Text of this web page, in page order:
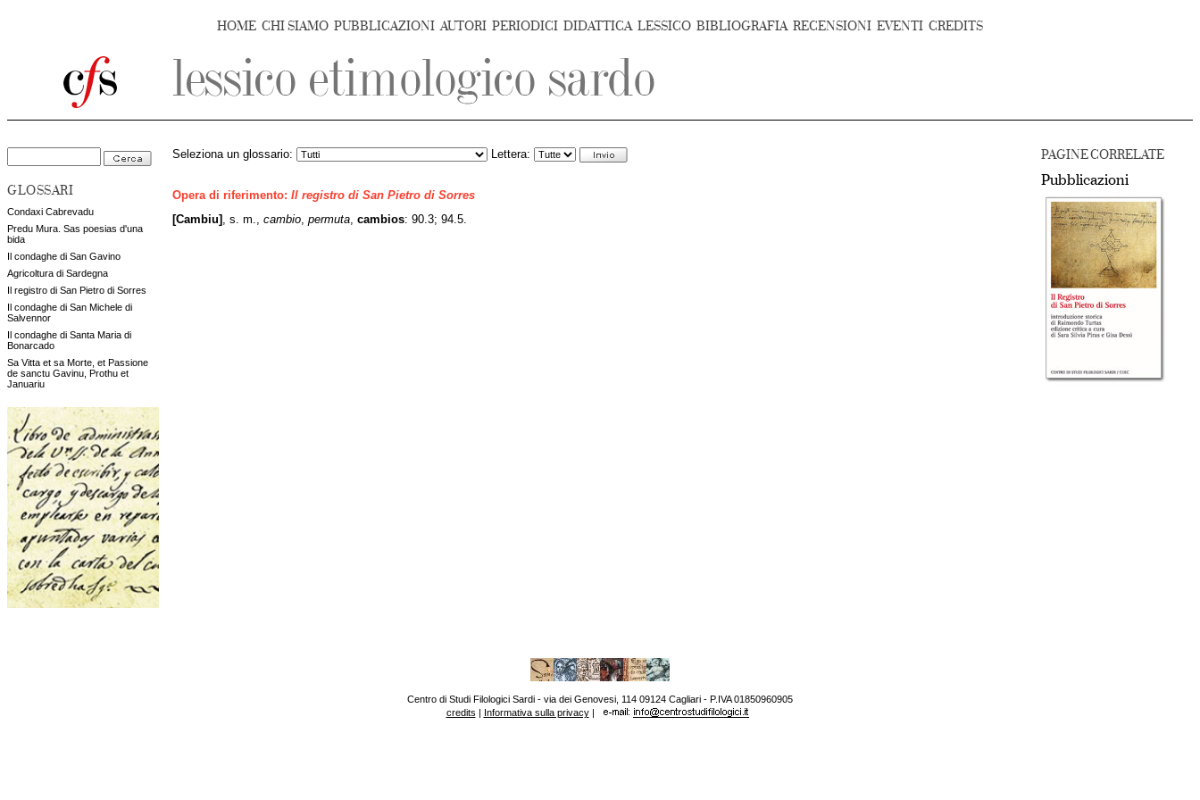
HOME CHI SIAMO PUBBLICAZIONI AUTORI PERIODICI DIDATTICA LESSICO BIBLIOGRAFIA RECENSIONI EVENTI CREDITS
GLOSSARI
Condaxi Cabrevadu
Predu Mura. Sas poesias d'una
bida
Il condaghe di San Gavino
Agricoltura di Sardegna
Il registro di San Pietro di Sorres
Il condaghe di San Michele di
Salvennor
Il condaghe di Santa Maria di
Bonarcado
Sa Vitta et sa Morte, et Passione
de sanctu Gavinu, Prothu et
Januariu
PAGINE CORRELATE
Pubblicazioni
Seleziona un glossario: Lettera:
Opera di riferimento: Il registro di San Pietro di Sorres
[Cambiu]
, s. m., cambio permuta cambios: 90.3; 94.5.
Centro di Studi Filologici Sardi - via dei Genovesi, 114 09124 Cagliari - P.IVA 01850960905
credits | Informativa sulla privacy|